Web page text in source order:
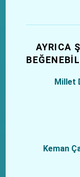
AYRICA
Millet
Keman